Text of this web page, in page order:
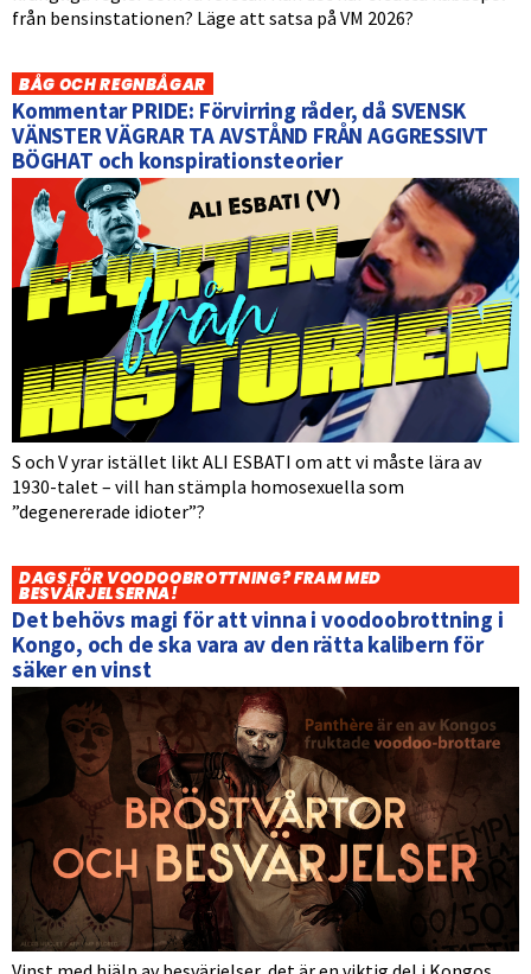
från bensinstationen? Läge att satsa på VM 2026?
BÅG OCH REGNBÅGAR
Kommentar PRIDE: Förvirring råder, då SVENSK
VÄNSTER VÄGRAR TA AVSTÅND FRÅN AGGRESSIVT
BÖGHAT och konspirationsteorier
S och V yrar istället likt ALI ESBATI om att vi måste lära av
1930-talet – vill han stämpla homosexuella som
”degenererade idioter”?
DAGS FÖR VOODOOBROTTNING? FRAM MED
BESVÄRJELSERNA!
Det behövs magi för att vinna i voodoobrottning i
Kongo, och de ska vara av den rätta kalibern för
säker en vinst